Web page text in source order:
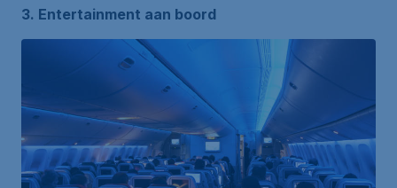
3. Entertainment aan boord